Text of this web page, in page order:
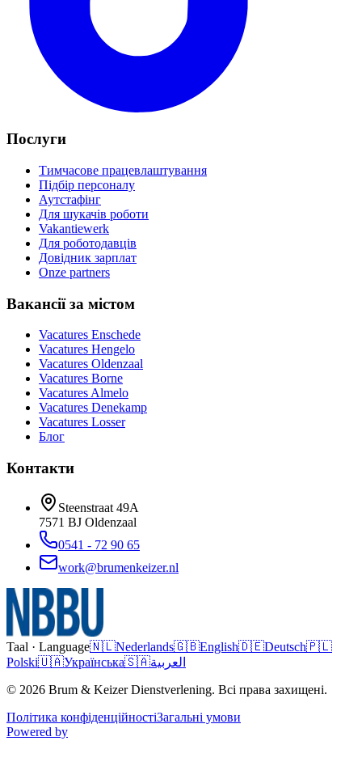
Послуги
Тимчасове працевлаштування
Підбір персоналу
Аутстафінг
Для шукачів роботи
Vakantiewerk
Для роботодавців
Довідник зарплат
Onze partners
Вакансії за містом
Vacatures Enschede
Vacatures Hengelo
Vacatures Oldenzaal
Vacatures Borne
Vacatures Almelo
Vacatures Denekamp
Vacatures Losser
Блог
Контакти
Steenstraat 49A
7571 BJ Oldenzaal
0541 - 72 90 65
work@brumenkeizer.nl
Taal · Language🇳🇱Nederlands🇬🇧English🇩🇪Deutsch🇵🇱
Polski🇺🇦Українська🇸🇦العربية
© 2026 Brum & Keizer Dienstverlening. Всі права захищені.
Політика конфіденційностіЗагальні умови
Powered by